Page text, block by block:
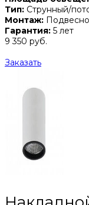
Тип: Струнный/
Монтаж:
Гарантия: 5 лет
9 350 руб.
Заказать